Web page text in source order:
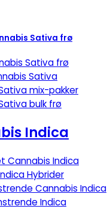
Sativa frø
Sativa frø
Sativa
mix-pakker
bulk frø
Indica
Cannabis Indica
Hybrider
Cannabis Indica
Indica